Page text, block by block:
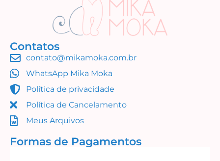
Urso na Bike (Simples Assim)
R$14,99
Adicionar ao carrinho
Contatos
contato@mikamoka.com.br
WhatsApp Mika Moka
Política de privacidade
Política de Cancelamento
Meus Arquivos
Formas de Pagamentos